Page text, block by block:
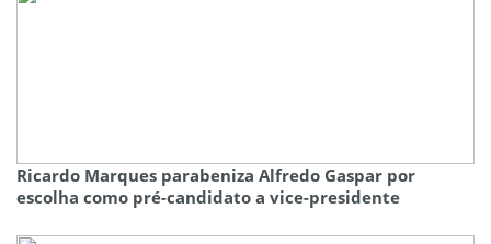
Ricardo Marques parabeniza Alfredo Gaspar por
escolha como pré-candidato a vice-presidente